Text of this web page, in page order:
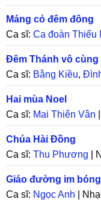
Máng cỏ đêm đông
Ca sĩ: Ca đoàn Thiếu
Thanh Lâm,Thy Vân
Đêm Thánh vô cùng
Ca sĩ: Bằng Kiều,
Hai mùa Noel
Ca sĩ: Mai Thiên Vân
Chúa Hài Đồng
Ca sĩ: Thu Phương |
Giáo đường im bóng
Ca sĩ: Ngọc Anh |